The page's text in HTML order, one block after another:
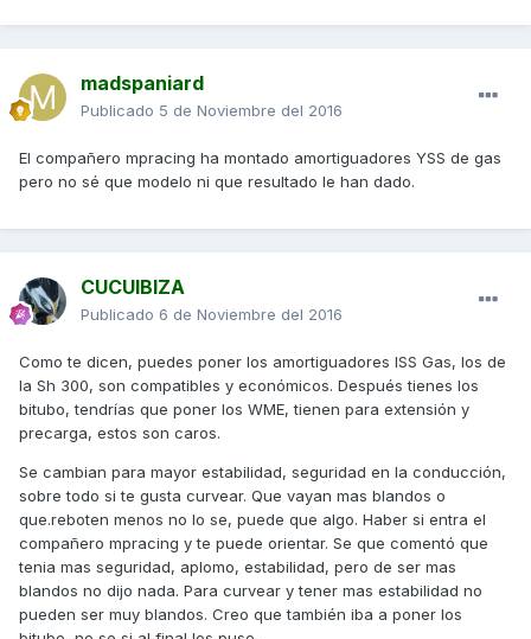
madspaniard
Publicado 5 de Noviembre del 2016
El compañero mpracing ha montado amortiguadores YSS de gas
pero no sé que modelo ni que resultado le han dado.
CUCUIBIZA
Publicado 6 de Noviembre del 2016
Como te dicen, puedes poner los amortiguadores ISS Gas, los de
la Sh 300, son compatibles y económicos. Después tienes los
bitubo, tendrías que poner los WME, tienen para extensión y
precarga, estos son caros.
Se cambian para mayor estabilidad, seguridad en la conducción,
sobre todo si te gusta curvear. Que vayan mas blandos o
que.reboten menos no lo se, puede que algo. Haber si entra el
compañero mpracing y te puede orientar. Se que comentó que
tenia mas seguridad, aplomo, estabilidad, pero de ser mas
blandos no dijo nada. Para curvear y tener mas estabilidad no
pueden ser muy blandos. Creo que también iba a poner los